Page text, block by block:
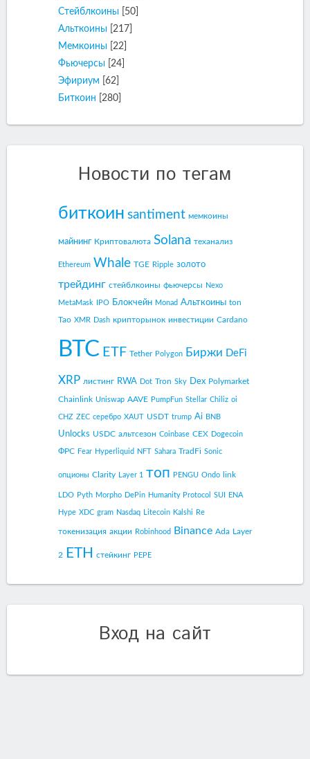
Стейблкоины
[50]
Альткоины
[217]
Мемкоины
[22]
Фьючерсы
[24]
Эфириум
[62]
Биткоин
[280]
Новости по тегам
биткоин santiment мемкоины
майнинг Криптовалюта Solana теханализ
Ethereum Whale TGE Ripple золото
трейдинг стейблкоины фьючерсы Nexo
MetaMask IPO Блокчейн Monad Альткоины ton
Tao XMR Dash крипторынок инвестиции Cardano
BTC ETF Tether Polygon Биржи DeFi
XRP листинг RWA Dot Tron Sky Dex Polymarket
Chainlink Uniswap AAVE PumpFun Stellar Chiliz oi
CHZ ZEC серебро XAUT USDT trump Ai BNB
Unlocks USDC альтсезон Coinbase CEX Dogecoin
ФРС Fear Hyperliquid NFT Sahara TradFi Sonic
опционы Clarity Layer 1 топ PENGU Ondo link
LDO Pyth Morpho DePin Humanity Protocol SUI ENA
Hype XDC gram Nasdaq Litecoin Kalshi Re
токенизация акции Robinhood Binance Ada Layer
2 ETH стейкинг PEPE
Вход на сайт